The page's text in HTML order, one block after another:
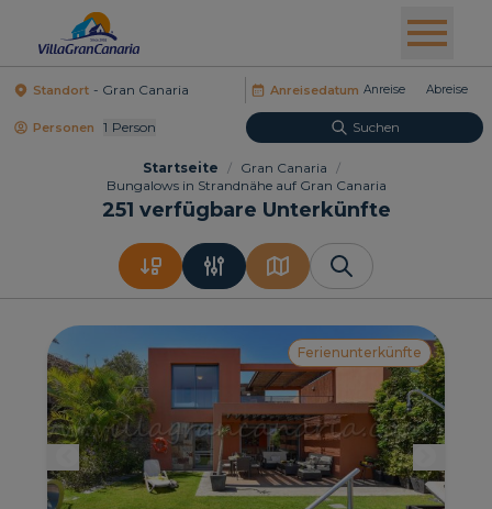
Standort Anreisedatum
Personen 1 Person Suchen
Startseite / Gran Canaria /
Bungalows in Strandnähe auf Gran Canaria
251 verfügbare Unterkünfte
Ferienunterkünfte